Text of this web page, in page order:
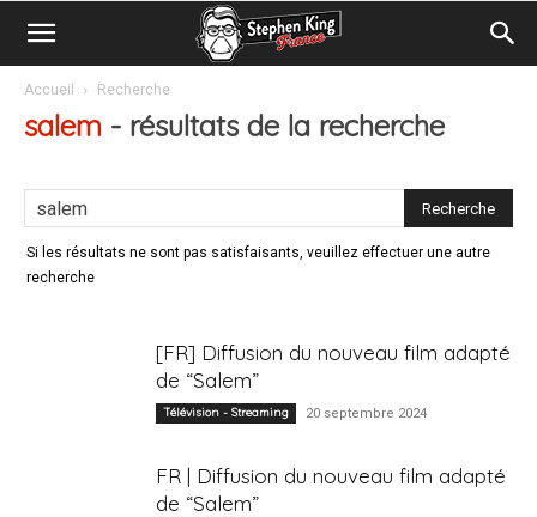
Accueil Recherche
salem - résultats de la recherche
Si les résultats ne sont pas satisfaisants, veuillez effectuer une autre
recherche
[FR] Diffusion du nouveau film adapté
de “Salem”
Télévision - Streaming 20 septembre 2024
FR | Diffusion du nouveau film adapté
de “Salem”